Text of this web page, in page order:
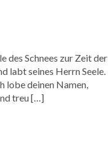
des Schnees zur Zeit der
labt seines Herrn Seele.
lobe deinen Namen,
treu […]